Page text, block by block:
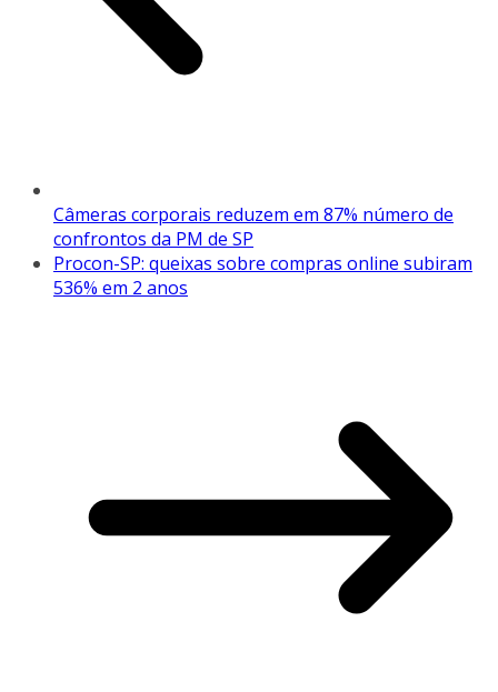
Câmeras corporais reduzem em 87% número de
confrontos da PM de SP
Procon-SP: queixas sobre compras online subiram
536% em 2 anos